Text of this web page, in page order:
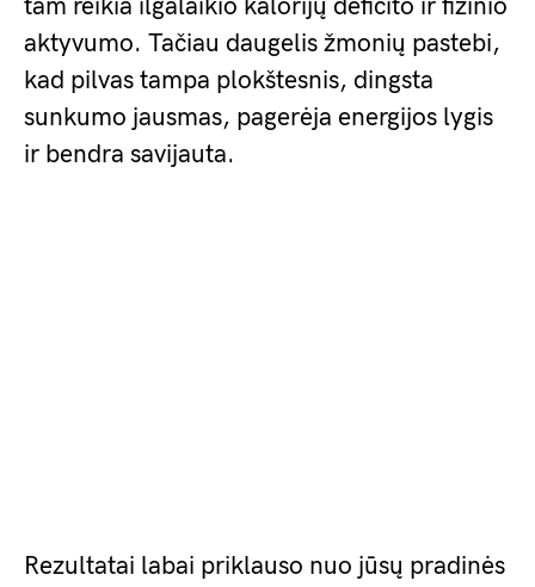
tam reikia ilgalaikio kalorijų deficito ir fizinio
aktyvumo. Tačiau daugelis žmonių pastebi,
kad pilvas tampa plokštesnis, dingsta
sunkumo jausmas, pagerėja energijos lygis
ir bendra savijauta.
Rezultatai labai priklauso nuo jūsų pradinės